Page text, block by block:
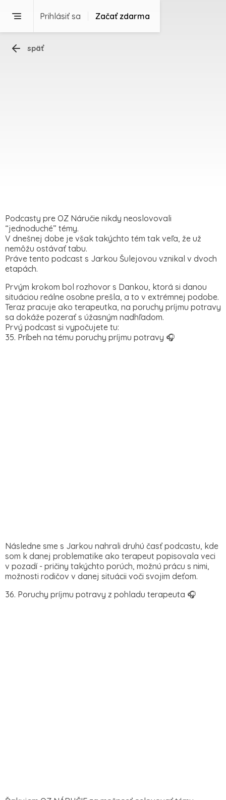
Prihlásiť sa Začať zdarma
späť
Podcasty pre OZ Náručie nikdy neoslovovali
“jednoduché” témy.
V dnešnej dobe je však takýchto tém tak veľa, že už
nemôžu ostávať tabu.
Práve tento podcast s Jarkou Šulejovou vznikal v dvoch
etapách.
Prvým krokom bol rozhovor s Dankou, ktorá si danou
situáciou reálne osobne prešla, a to v extrémnej podobe.
Teraz pracuje ako terapeutka, na poruchy príjmu potravy
sa dokáže pozerať s úžasným nadhľadom.
Prvý podcast si vypočujete tu:
35.⁠ ⁠Príbeh na tému poruchy príjmu potravy 🎧
Následne sme s Jarkou nahrali druhú časť podcastu, kde
som k danej problematike ako terapeut popisovala veci
v pozadí - pričiny takýchto porúch, možnú prácu s nimi,
možnosti rodičov v danej situácii voči svojim deťom.
36.⁠ ⁠Poruchy príjmu potravy z pohladu terapeuta 🎧